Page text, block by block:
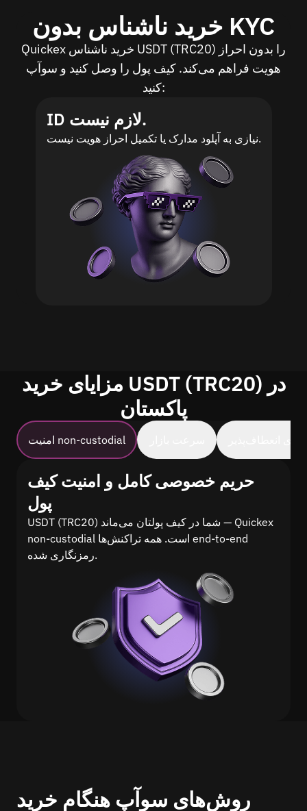
خرید ناشناس بدون KYC
Quickex خرید ناشناس USDT (TRC20) را بدون احراز
هویت فراهم می‌کند. کیف پول را وصل کنید و سوآپ
کنید:
ID لازم نیست.
نیازی به آپلود مدارک یا تکمیل احراز هویت نیست.
مزایای خرید USDT (TRC20) در
پاکستان
امنیت non-custodial
حریم خصوصی کامل و امنیت کیف
پول
USDT (TRC20) شما در کیف پولتان می‌ماند — Quickex
non-custodial است. همه تراکنش‌ها end-to-end
رمزنگاری شده.
روش‌های سوآپ هنگام خرید